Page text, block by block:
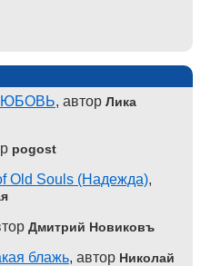
, автор Лика
pogost
Old Souls (Надежда),
Дмитрий Новиковъ
блажь, автор Николай